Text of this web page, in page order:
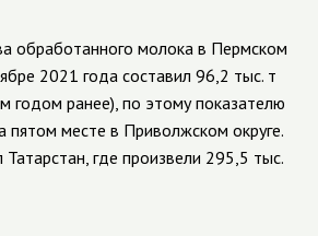
обработанного молока в Пермском
2021 года составил 96,2 тыс. т
годом ранее), по этому показателю
пятом месте в Приволжском округе.
где произвели 295,5 тыс.